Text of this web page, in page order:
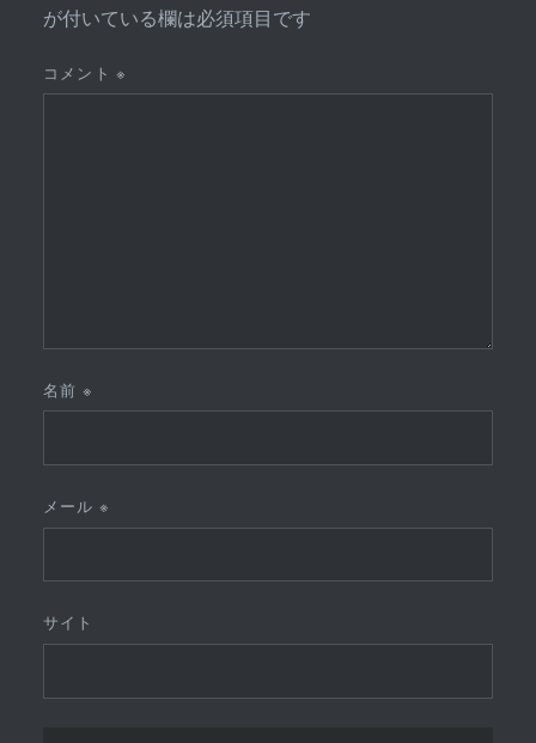
が付いている欄は必須項目です
コメント※
名前 ※
メール※
サイト